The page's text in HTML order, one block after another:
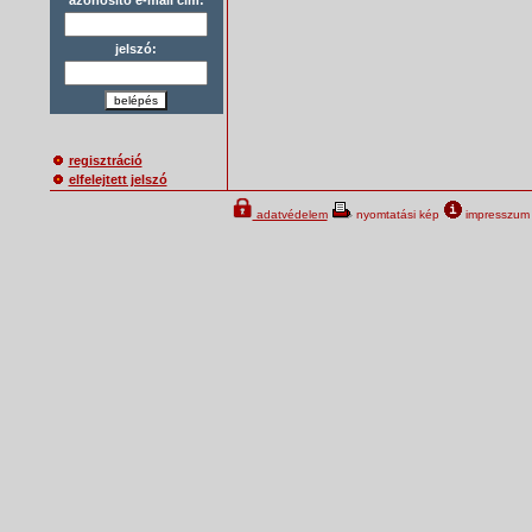
jelszó:
belépés
regisztráció
elfelejtett jelszó
adatvédelem nyomtatási kép impresszum